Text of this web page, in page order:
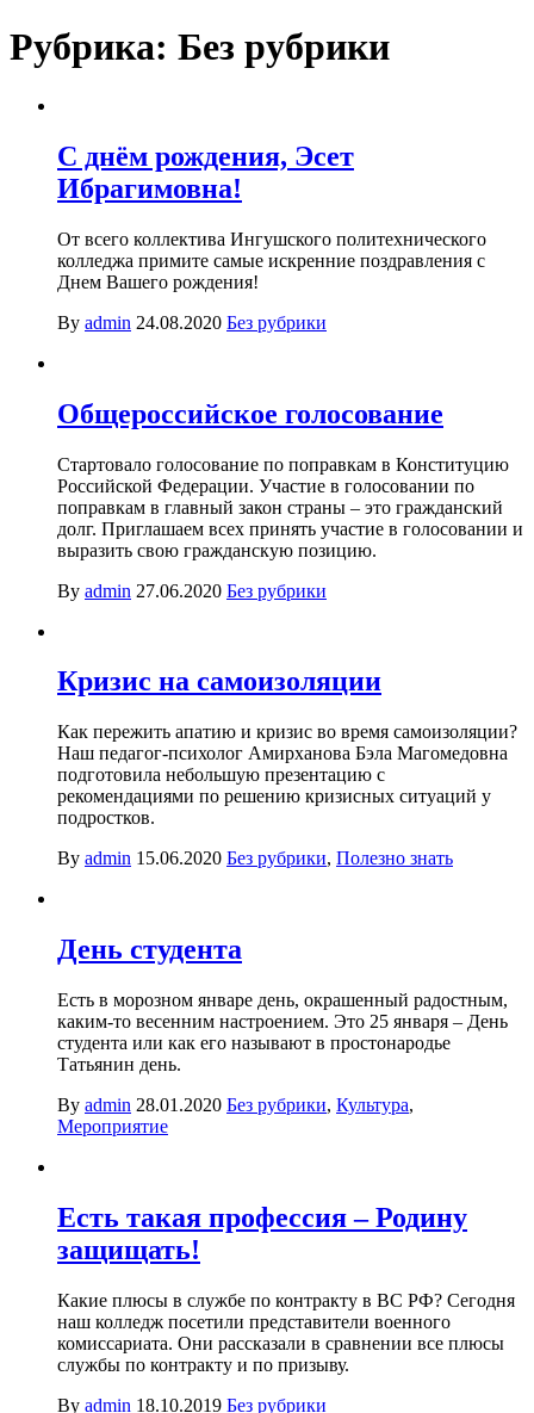
Рубрика: Без рубрики
С днём рождения, Эсет
Ибрагимовна!
От всего коллектива Ингушского политехнического
колледжа примите самые искренние поздравления с
Днем Вашего рождения!
By admin 24.08.2020 Без рубрики
Общероссийское голосование
Стартовало голосование по поправкам в Конституцию
Российской Федерации. Участие в голосовании по
поправкам в главный закон страны – это гражданский
долг. Приглашаем всех принять участие в голосовании и
выразить свою гражданскую позицию.
By admin 27.06.2020 Без рубрики
Кризис на самоизоляции
Как пережить апатию и кризис во время самоизоляции?
Наш педагог-психолог Амирханова Бэла Магомедовна
подготовила небольшую презентацию с
рекомендациями по решению кризисных ситуаций у
подростков.
By admin 15.06.2020 Без рубрики, Полезно знать
День студента
Есть в морозном январе день, окрашенный радостным,
каким-то весенним настроением. Это 25 января – День
студента или как его называют в простонародье
Татьянин день.
By admin 28.01.2020 Без рубрики, Культура,
Мероприятие
Есть такая профессия – Родину
защищать!
Какие плюсы в службе по контракту в ВС РФ? Сегодня
наш колледж посетили представители военного
комиссариата. Они рассказали в сравнении все плюсы
службы по контракту и по призыву.
By admin 18.10.2019 Без рубрики